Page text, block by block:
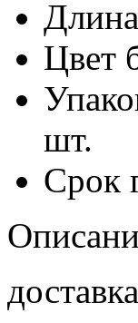
Длина
Цвет
шт.
Срок